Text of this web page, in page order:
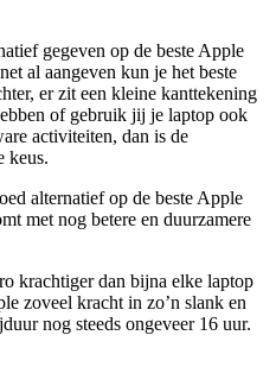
gegeven op de beste Apple
al aangeven kun je het beste
er zit een kleine kanttekening
of gebruik jij je laptop ook
activiteiten, dan is de
keus.
alternatief op de beste Apple
met nog betere en duurzamere
krachtiger dan bijna elke laptop
zoveel kracht in zo’n slank en
nog steeds ongeveer 16 uur.